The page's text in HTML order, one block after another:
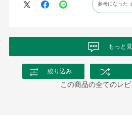
参考になった
もっと
絞り込み
この商品の全てのレ